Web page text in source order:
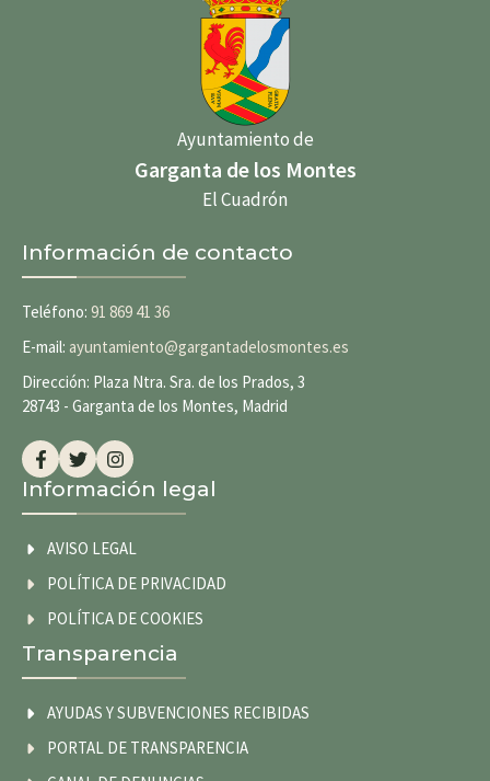
Ayuntamiento de
Garganta de los Montes
El Cuadrón
Información de contacto
Teléfono: 91 869 41 36
E-mail: ayuntamiento@gargantadelosmontes.es
Dirección: Plaza Ntra. Sra. de los Prados, 3
28743 - Garganta de los Montes, Madrid
Información legal
AVISO LEGAL
POLÍTICA DE PRIVACIDAD
POLÍTICA DE COOKIES
Transparencia
AYUDAS Y SUBVENCIONES RECIBIDAS
PORTAL DE TRANSPARENCIA